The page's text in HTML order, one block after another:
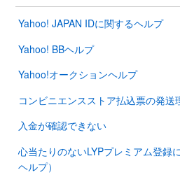
Yahoo! JAPAN IDに関するヘルプ
Yahoo! BBヘルプ
Yahoo!オークションヘルプ
コンビニエンスストア払込票の発送
入金が確認できない
心当たりのないLYPプレミアム登録
ヘルプ）